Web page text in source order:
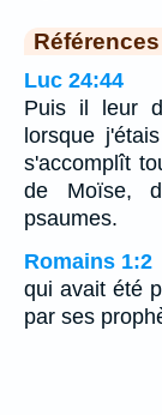
Luc 24:44
Puis il leur
lorsque
s'accomplît
de Moïse,
psaumes.
Romains 1:2
qui avait été
par ses